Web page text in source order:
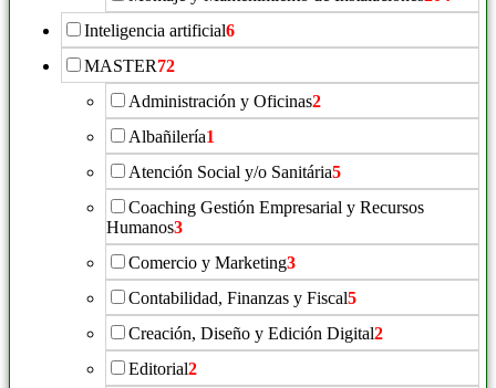
Inteligencia artificial6
MASTER72
Administración y Oficinas2
Albañilería1
Atención Social y/o Sanitária5
Coaching Gestión Empresarial y Recursos
Humanos3
Comercio y Marketing3
Contabilidad, Finanzas y Fiscal5
Creación, Diseño y Edición Digital2
Editorial2